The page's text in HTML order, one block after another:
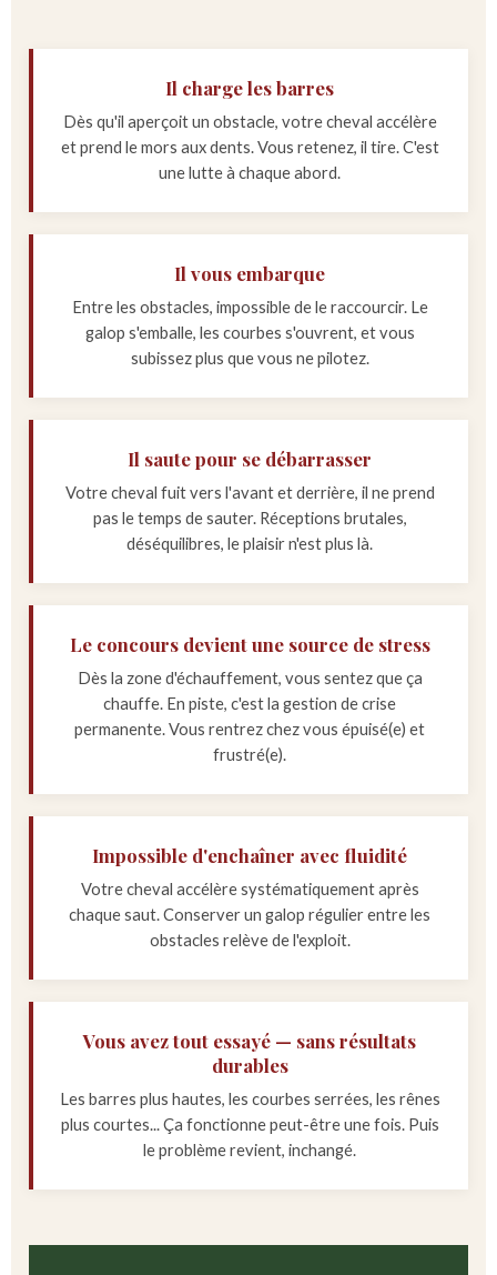
Il charge les barres
Dès qu'il aperçoit un obstacle, votre cheval accélère
et prend le mors aux dents. Vous retenez, il tire. C'est
une lutte à chaque abord.
Il vous embarque
Entre les obstacles, impossible de le raccourcir. Le
galop s'emballe, les courbes s'ouvrent, et vous
subissez plus que vous ne pilotez.
Il saute pour se débarrasser
Votre cheval fuit vers l'avant et derrière, il ne prend
pas le temps de sauter. Réceptions brutales,
déséquilibres, le plaisir n'est plus là.
Le concours devient une source de stress
Dès la zone d'échauffement, vous sentez que ça
chauffe. En piste, c'est la gestion de crise
permanente. Vous rentrez chez vous épuisé(e) et
frustré(e).
Impossible d'enchaîner avec fluidité
Votre cheval accélère systématiquement après
chaque saut. Conserver un galop régulier entre les
obstacles relève de l'exploit.
Vous avez tout essayé — sans résultats
durables
Les barres plus hautes, les courbes serrées, les rênes
plus courtes... Ça fonctionne peut-être une fois. Puis
le problème revient, inchangé.